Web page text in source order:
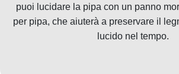
puoi lucidare la pipa con un panno
per pipa, che aiuterà a preservare il
lucido nel tempo.